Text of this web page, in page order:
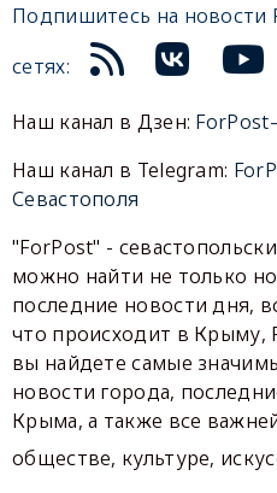
Подпишитесь на новости
сетях:
Наш канал в Дзен:
Наш канал в Telegram:
Севастополя
"ForPost" -
можно найти не только
последние новости дня,
что происходит в Крыму,
вы найдете самые
новости города,
Крыма, а также все
обществе, культуре,